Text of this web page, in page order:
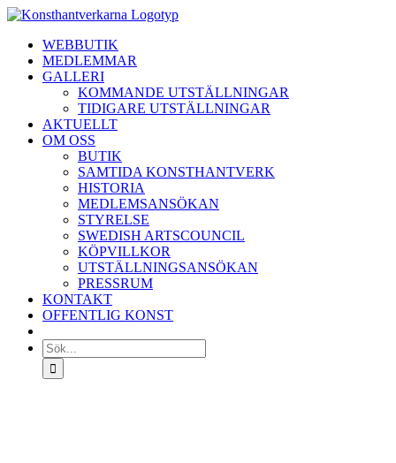
Fortsätt
innehålletWEBBUTIK
MEDLEMMAR
GALLERI
KOMMANDE UTSTÄLLNINGAR
TIDIGARE UTSTÄLLNINGAR
AKTUELLT
OM OSS
BUTIK
SAMTIDA KONSTHANTVERK
HISTORIA
MEDLEMSANSÖKAN
STYRELSE
SWEDISH ARTSCOUNCIL
KÖPVILLKOR
UTSTÄLLNINGSANSÖKAN
PRESSRUM
KONTAKT
OFFENTLIG KONST
Sök
efter: